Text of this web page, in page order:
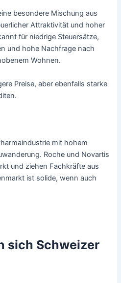
besondere Mischung aus
Attraktivität und hoher
für niedrige Steuersätze,
und hohe Nachfrage nach
Wohnen.
Preise, aber ebenfalls starke
mit hohem
Roche und Novartis
und ziehen Fachkräfte aus
ist solide, wenn auch
sich Schweizer